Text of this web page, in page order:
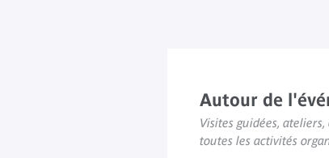
Autour de
Visites guidées, ateliers,
toutes les activités